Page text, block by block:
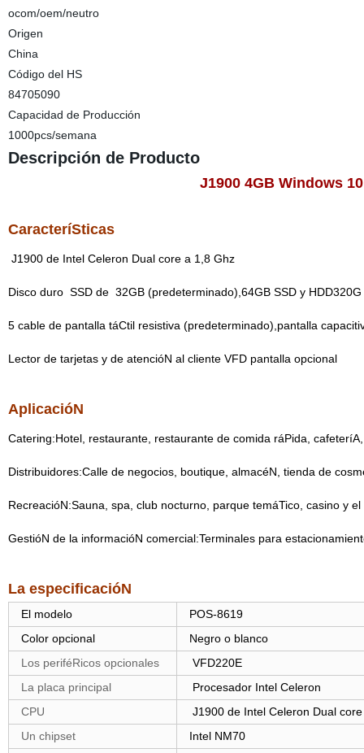
ocom/oem/neutro
Origen
China
Código del HS
84705090
Capacidad de Producción
1000pcs/semana
Descripción de Producto
J1900 4GB Windows
CaracteríSticas
J1900 de Intel Celeron Dual core a 1,8 Ghz
Disco duro SSD de 32GB (predeterminado) ,64GB SSD y
5 cable de pantalla táCtil resistiva (predeterminado),pantalla
Lector de tarjetas y de atencióN al cliente VFD pantalla opcional
AplicacióN
Catering:Hotel, restaurante, restaurante de comida ráPida,
Distribuidores:Calle de negocios, boutique, almacéN, tienda de
RecreacióN:Sauna, spa, club nocturno, parque temáTico, casino y
GestióN de la informacióN comercial:Terminales para
La especificacióN
El modelo
POS-8619
Color opcional
Negro o blanco
Los periféRicos opcionales
VFD220E
La placa principal
Procesador Intel Celeron
CPU
J1900 de Intel Celeron Dual
Un chipset
IntelNM70